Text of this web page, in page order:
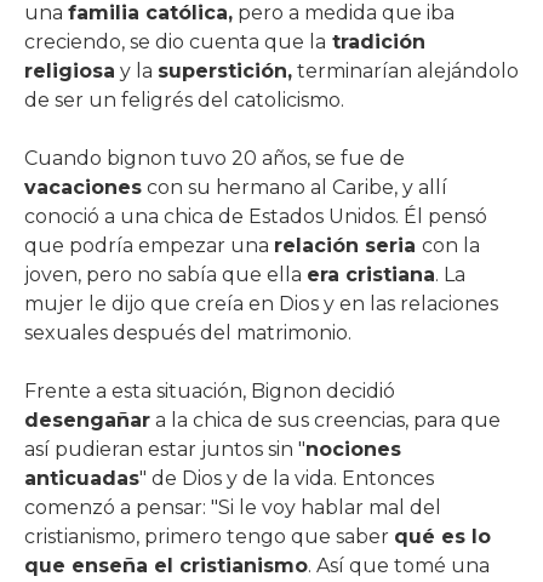
una familia católica, pero a medida que iba
creciendo, se dio cuenta que la tradición
religiosa y la superstición, terminarían alejándolo
de ser un feligrés del catolicismo.
Cuando bignon tuvo 20 años, se fue de
vacaciones con su hermano al Caribe, y allí
conoció a una chica de Estados Unidos. Él pensó
que podría empezar una relación seria con la
joven, pero no sabía que ella era cristiana. La
mujer le dijo que creía en Dios y en las relaciones
sexuales después del matrimonio.
Frente a esta situación, Bignon decidió
desengañar a la chica de sus creencias, para que
así pudieran estar juntos sin "nociones
anticuadas" de Dios y de la vida. Entonces
comenzó a pensar: "Si le voy hablar mal del
cristianismo, primero tengo que saber qué es lo
que enseña el cristianismo. Así que tomé una